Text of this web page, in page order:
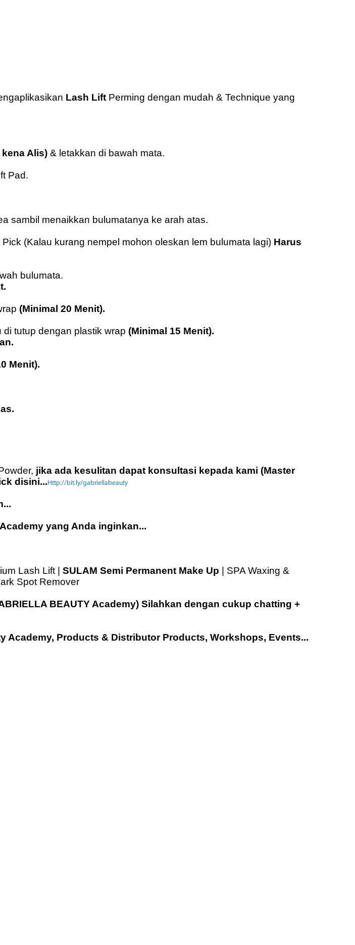
Lash Lift Perming dengan mudah & Technique yang
Alis) & letakkan di bawah mata.
Pad.
sambil menaikkan bulumatanya ke arah atas.
(Kalau kurang nempel mohon oleskan lem bulumata lagi) Harus
bulumata.
(Minimal 20 Menit).
tutup dengan plastik wrap (Minimal 15 Menit).
Menit).
jika ada kesulitan dapat konsultasi kepada kami (Master
disini...Http://bit.ly/gabriellabeauty
yang Anda inginkan...
Lash Lift | SULAM Semi Permanent Make Up | SPA Waxing &
Spot Remover
BEAUTY Academy) Silahkan dengan cukup chatting +
Products & Distributor Products, Workshops, Events...